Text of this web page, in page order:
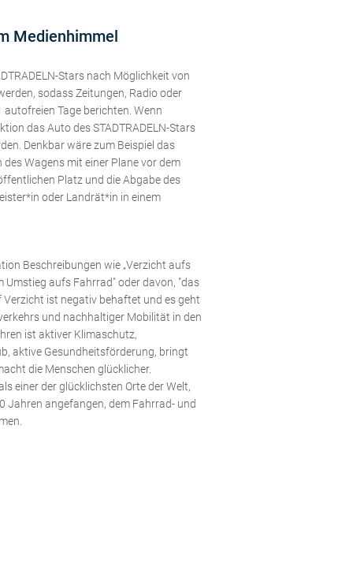
Medienhimmel
Stars nach Möglichkeit von
sodass Zeitungen, Radio oder
autofreien Tage berichten. Wenn
das Auto des STADTRADELN-Stars
Denkbar wäre zum Beispiel das
Wagens mit einer Plane vor dem
Platz und die Abgabe des
oder Landrät*in in einem
Beschreibungen wie „Verzicht aufs
Umstieg aufs Fahrrad" oder davon, "das
Verzicht ist negativ behaftet und es geht
und nachhaltiger Mobilität in den
ist aktiver Klimaschutz,
aktive Gesundheitsförderung, bringt
die Menschen glücklicher.
einer der glücklichsten Orte der Welt,
Jahren angefangen, dem Fahrrad- und